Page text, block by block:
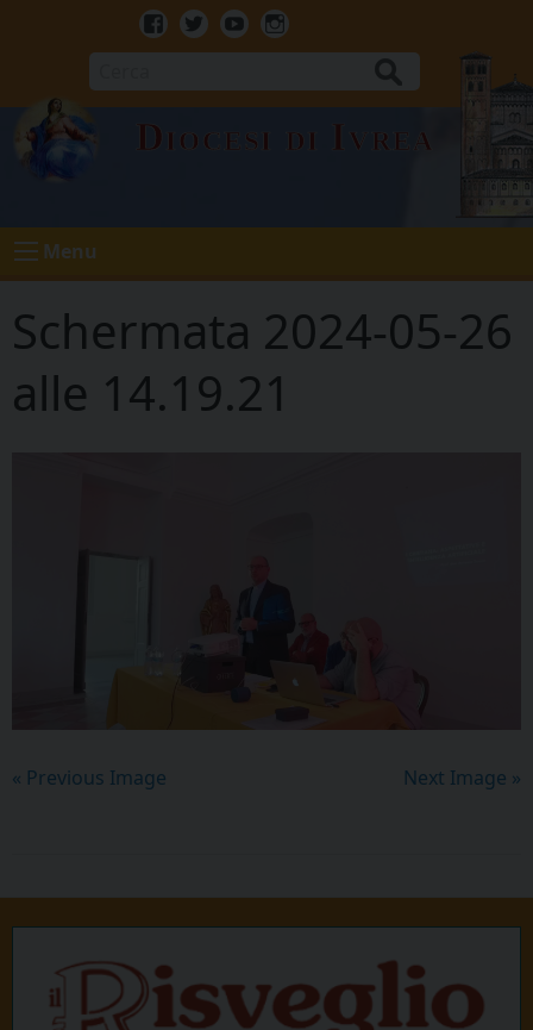
Facebook
TwitterYoutubeInstagram
Diocesi di Ivrea
Menu
Schermata 2024-05-26
alle 14.19.21
« Previous Image Next Image »